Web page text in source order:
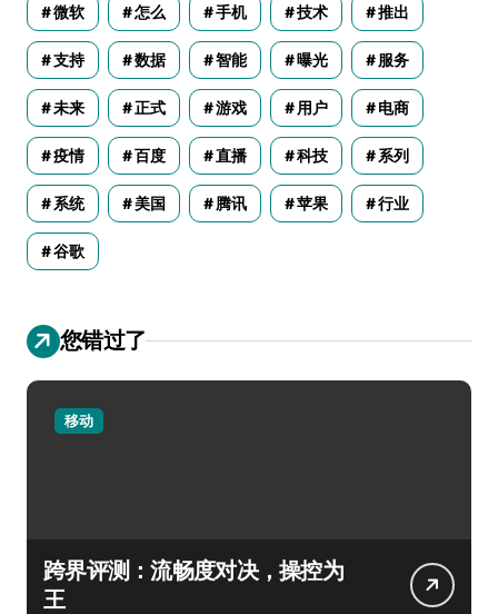
微软 怎么 手机 技术 推出
支持 数据 智能 曝光 服务
未来 正式 游戏 用户 电商
疫情 百度 直播 科技 系列
系统 美国 腾讯 苹果 行业
谷歌
您错过了
移动
跨界评测：流畅度对决，操控为
王